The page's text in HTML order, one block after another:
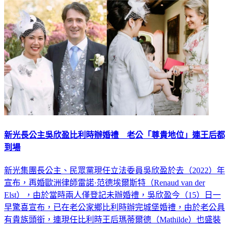
新光長公主吳欣盈比利時辦婚禮 老公「尊貴地位」連王后都
到場
新光集團長公主、民眾黨現任立法委員吳欣盈於去（2022）年
宣布，再婚歐洲律師雷諾·范德埃爾斯特（Renaud van der
Elst），由於當時兩人僅登記未辦婚禮，吳欣盈今（15）日一
早驚喜宣布，已在老公家鄉比利時辦完城堡婚禮，由於老公具
有貴族頭銜，連現任比利時王后瑪蒂爾德（Mathilde）也盛裝